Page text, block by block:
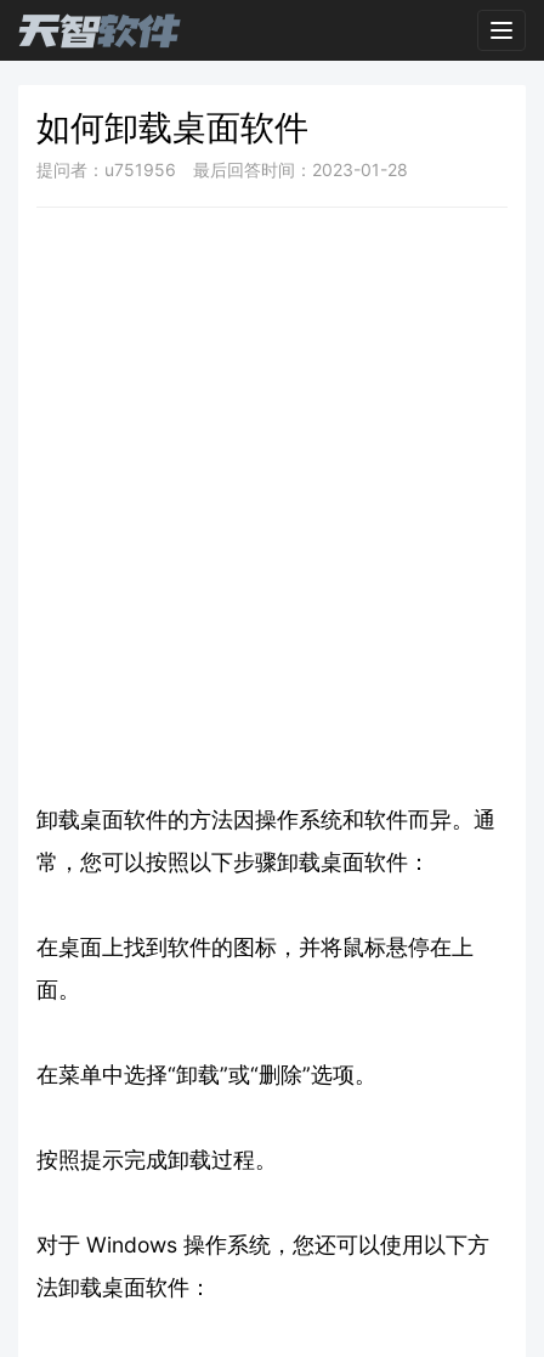
如何卸载桌面软件
提问者：u751956 最后回答时间：2023-01-28
卸载桌面软件的方法因操作系统和软件而异。通
常，您可以按照以下步骤卸载桌面软件：
在桌面上找到软件的图标，并将鼠标悬停在上
面。
在菜单中选择“卸载”或“删除”选项。
按照提示完成卸载过程。
对于 Windows 操作系统，您还可以使用以下方
法卸载桌面软件：